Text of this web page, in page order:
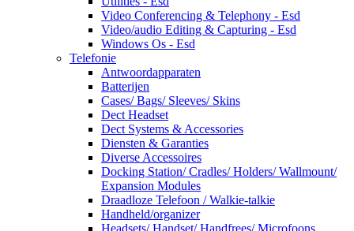
Video Conferencing & Telephony - Esd
Video/audio Editing & Capturing - Esd
Windows Os - Esd
Telefonie
Antwoordapparaten
Batterijen
Cases/ Bags/ Sleeves/ Skins
Dect Headset
Dect Systems & Accessories
Diensten & Garanties
Diverse Accessoires
Docking Station/ Cradles/ Holders/ Wallmount/
Expansion Modules
Draadloze Telefoon / Walkie-talkie
Handheld/organizer
Headsets/ Handset/ Handfrees/ Microfoons